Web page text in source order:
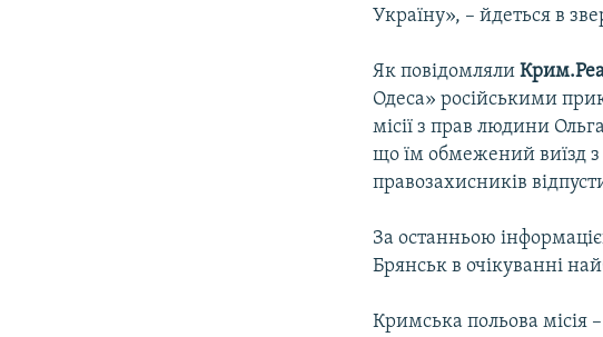
Україну», – йдеться в
Як повідомляли
Одеса» російськими
місії з прав людини
що їм обмежений виїзд з
правозахисників
За останньою
Брянськ в очікуванні
Кримська польова місія